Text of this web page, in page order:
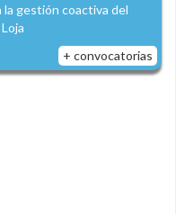
la gestión coactiva del
+ convocatorias